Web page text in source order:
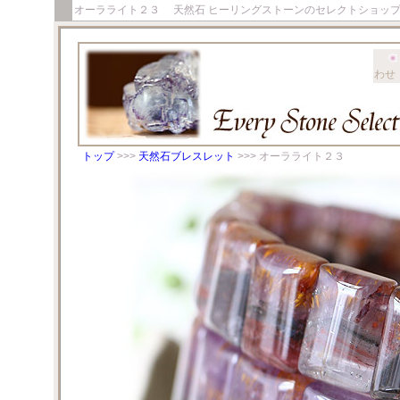
オーラライト２３ 天然石 ヒーリングストーンのセレクトショッ
わせ
トップ>>> 天然石ブレスレット >>> オーラライト２３